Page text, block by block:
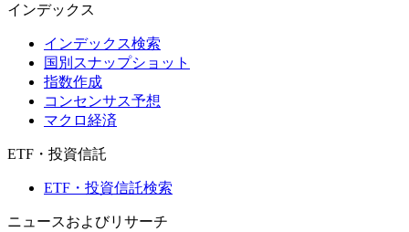
インデックス
インデックス検索
国別スナップショット
指数作成
コンセンサス予想
マクロ経済
ETF・投資信託
ETF・投資信託検索
ニュースおよびリサーチ